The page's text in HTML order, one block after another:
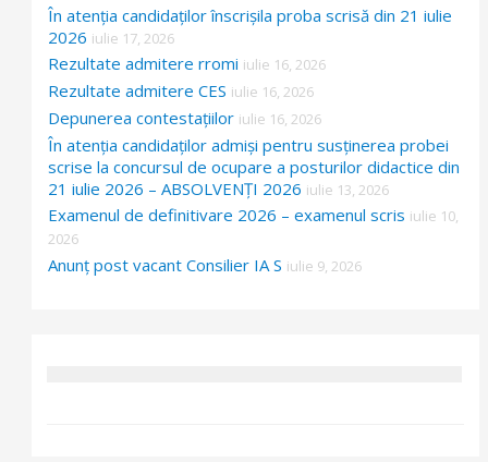
În atenția candidaților înscrișila proba scrisă din 21 iulie
2026 iulie 17, 2026
Rezultate admitere rromi iulie 16, 2026
Rezultate admitere CES iulie 16, 2026
Depunerea contestațiilor iulie 16, 2026
În atenția candidaților admiși pentru susținerea probei
scrise la concursul de ocupare a posturilor didactice din
21 iulie 2026 – ABSOLVENȚI 2026 iulie 13, 2026
Examenul de definitivare 2026 – examenul scris iulie 10,
2026
Anunț post vacant Consilier IA S iulie 9, 2026